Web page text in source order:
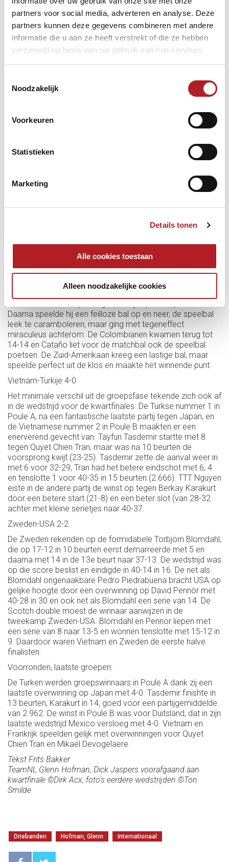
partners voor social media, adverteren en analyse. Deze
partners kunnen deze gegevens combineren met andere
informatie die u aan ze heeft verstrekt of die ze hebben
verzameld op basis van uw gebruik van hun services.
Noodzakelijk
Voorkeuren
Statistieken
Marketing
Details tonen
Alle cookies toestaan
Alleen noodzakelijke cookies
Het Nederlands team had een lastige start tegen de
Colombianen sloegen terug en kwamen 10-13 voor, maar
Nederland kreeg de eerste matchbal op 14-13. Glenn
Hofman mocht naar de tafel voor het winnende punt, maar
Daarna speelde hij een feilloze bal op en neer, de speelbal
leek te caramboleren, maar ging met tegeneffect
miraculeus achterom. De Colombianen kwamen terug tot
14-14 en Cataño liet voor de matchbal ook de speelbal
poetsen. De Zuid-Amerikaan kreeg een lastige bal, maar
speelde perfect uit de klos en maakte het winnende punt.
Vietnam-Turkije 4-0
Het minimale verschil uit de groepsfase tekende zich ook af
in de wedstrijd voor de kwartfinales. De Turkse nummer 1 in
Poule A, na een fantastische laatste partij tegen Japan, en
de Vietnamese nummer 2 in Poule B maakten er een
enerverend gevecht van. Tayfun Tasdemir startte met 8
tegen Quyet Chien Tran, maar was na 10 beurten de
voorsprong kwijt (23-25). Tasdemir zette de aanval weer in
met 6 voor 32-29, Tran had het betere eindschot met 6, 4
en tenslotte 1 voor 40-35 in 15 beurten (2.666). TTT Nguyen
eiste in de andere partij de winst op tegen Berkay Karakurt
door een betere start (21-8) en een beter slot (van 28-32
achter met kleine serietjes naar 40-37.
Zweden-USA 2-2
De Zweden rekenden op de formidabele Torbjörn Blomdahl,
die op 17-12 in 10 beurten eerst demarreerde met 5 en
daarna met 14 in de 13e beurt naar 37-13. De wedstrijd was
op die score beslist en eindigde in 40-14 in 16. De net als
Blomdahl ongenaakbare Pedro Piedrabuena bracht USA op
gelijke hoogte door een overwinning op David Pennör met
40-28 in 30 en ook net als Blomdahl een serie van 14. De
Scotch double moest de winnaar aanwijzen in de
tweekamp Zweden-USA. Blomdahl en Pennör liepen met
een serie van 8 naar 13-5 en wonnen tenslotte met 15-12 in
9. Daardoor waren Vietnam en Zweden de eerste halve
finalisten.
Voorronden, laatste groepen:
De Turken werden groepswinnaars in Poule A dank zij een
laatste overwinning op Japan met 4-0. Tasdemir finishte in
13 beurten, Karakurt in 14, goed voor een partijgemiddelde
van 2.962. De winst in Poule B was voor Duitsland, dat in zijn
laatste wedstrijd Mexico versloeg met 4-0. Vietnam en
Frankrijk speelden gelijk met overwinningen voor Quyet
Chien Tran en Mikaël Devogelaere.
Tekst Frits Bakker
TeamNL Glenn Hofman, Dick Jaspers voorafgaand aan
kwartfinale ©Dirk Acx, foto's eerdere wedstrijden ©Ton
Smilde
Driebanden Hofman, Glenn Internationaal